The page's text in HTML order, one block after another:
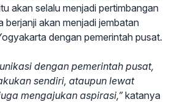
akan selalu menjadi pertimbangan
berjanji akan menjadi jembatan
dengan pemerintah pusat.
dengan pemerintah pusat,
sendiri, ataupun lewat
mengajukan aspirasi,”katanya